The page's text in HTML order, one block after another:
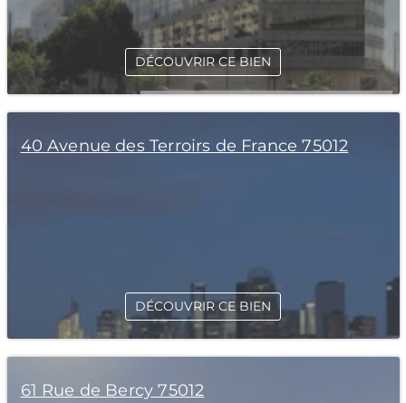
DÉCOUVRIR CE BIEN
40 Avenue des Terroirs de France 75012
DÉCOUVRIR CE BIEN
61 Rue de Bercy 75012